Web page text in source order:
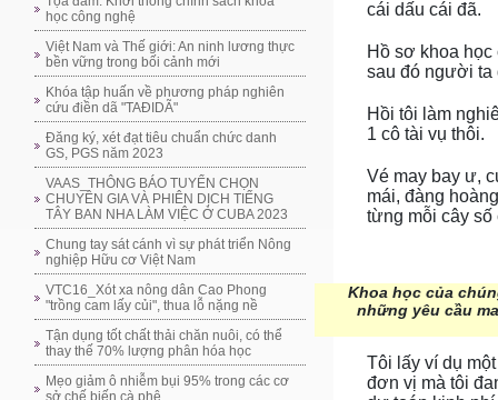
học công nghệ
Việt Nam và Thế giới: An ninh lương thực
bền vững trong bối cảnh mới
Khóa tập huấn về phương pháp nghiên
cứu điền dã "TAĐIDÃ"
Đăng ký, xét đạt tiêu chuẩn chức danh
GS, PGS năm 2023
VAAS_THÔNG BÁO TUYỂN CHỌN
CHUYÊN GIA VÀ PHIÊN DỊCH TIẾNG
TÂY BAN NHA LÀM VIỆC Ở CUBA 2023
Chung tay sát cánh vì sự phát triển Nông
nghiệp Hữu cơ Việt Nam
VTC16_Xót xa nông dân Cao Phong
"trồng cam lấy củi", thua lỗ nặng nề
Tận dụng tốt chất thải chăn nuôi, có thể
thay thế 70% lượng phân hóa học
Mẹo giảm ô nhiễm bụi 95% trong các cơ
sở chế biến cà phê
cái dấu cái đã.
Hồ sơ khoa
sau đó người ta
Hồi tôi làm
1 cô tài vụ thôi.
Vé may bay ư,
mái, đàng
từng mỗi cây số
Khoa học của
những yêu cầu
Tôi lấy ví dụ
đơn vị mà tôi